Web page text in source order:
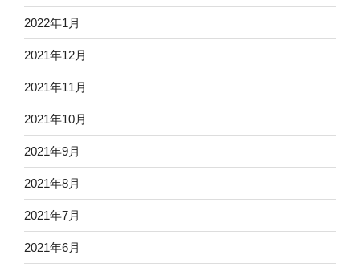
2022年1月
2021年12月
2021年11月
2021年10月
2021年9月
2021年8月
2021年7月
2021年6月